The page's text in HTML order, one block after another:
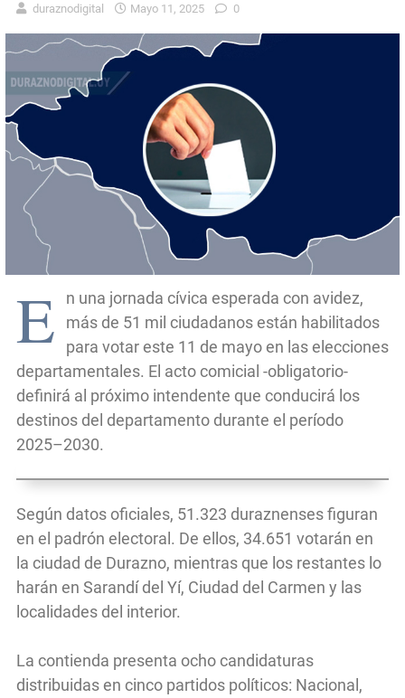
duraznodigital Mayo 11, 2025 0
E
n una jornada cívica esperada con avidez,
más de 51 mil ciudadanos están habilitados
para votar este 11 de mayo en las elecciones
departamentales. El acto comicial -obligatorio-
definirá al próximo intendente que conducirá los
destinos del departamento durante el período
2025–2030.
Según datos oficiales, 51.323 duraznenses figuran
en el padrón electoral. De ellos, 34.651 votarán en
la ciudad de Durazno, mientras que los restantes lo
harán en Sarandí del Yí, Ciudad del Carmen y las
localidades del interior.
La contienda presenta ocho candidaturas
distribuidas en cinco partidos políticos: Nacional,